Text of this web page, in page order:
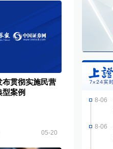
布贯彻实施民营
型案例
05-20
8-06
8-06